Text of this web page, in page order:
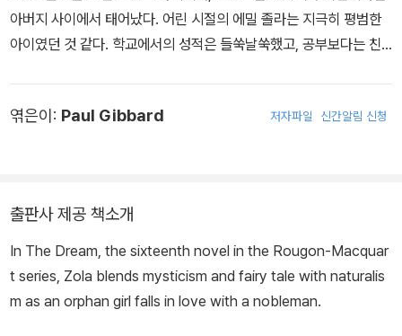
아버지 사이에서 태어났다. 어린 시절의 에밀 졸라는 지극히 평범한
아이였던 것 같다. 학교에서의 성적은 들쑥날쑥했고, 공부보다는 친
다. 점점 심해지는 생활고를 해결하기 위해 에밀의 어머니는 파리로
했다. 같은 해인 1859년 11월, 그는 프랑스 남부의 마르세유(Marsei
lle)로 가서 다시 입학시험에 응시했지만 결과는 같았다. 크게 낙심한
어머니는 그가 일자리를 찾도록 했다. 주변의 도움으로 세관의 말단
직에 취직했으나 그가 받는 급여로는 집안의 생계를 제대로 꾸려갈
엮은이: Paul Gibbard 저자파일 신간알림 신청
출판사 제공 책소개
In The Dream, the sixteenth novel in the Rougon-Macquar
t series, Zola blends mysticism and fairy tale with naturalis
m as an orphan girl falls in love with a nobleman.